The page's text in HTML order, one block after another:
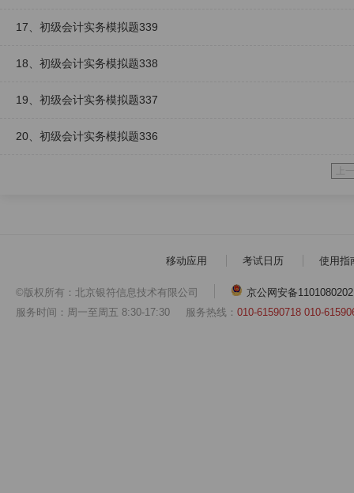
17、初级会计实务模拟题339
18、初级会计实务模拟题338
19、初级会计实务模拟题337
20、初级会计实务模拟题336
移动应用 考试日历 使用指
©版权所有：北京银符信息技术有限公司
京公网安备
服务时间：周一至周五 8:30-17:30 服务热线： 010-61590718 010-